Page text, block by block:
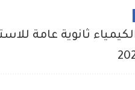
ثانوية عامة